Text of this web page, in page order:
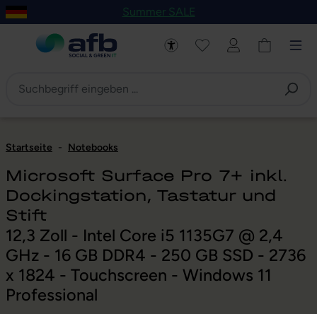
Hauptinhalt springen
Zur Navigation der B2B-Plattform springen
Summer SALE
Startseite - Notebooks
Microsoft Surface Pro 7+ inkl.
Dockingstation, Tastatur und
Stift
12,3 Zoll - Intel Core i5 1135G7 @ 2,4
GHz - 16 GB DDR4 - 250 GB SSD - 2736
x 1824 - Touchscreen - Windows 11
Professional